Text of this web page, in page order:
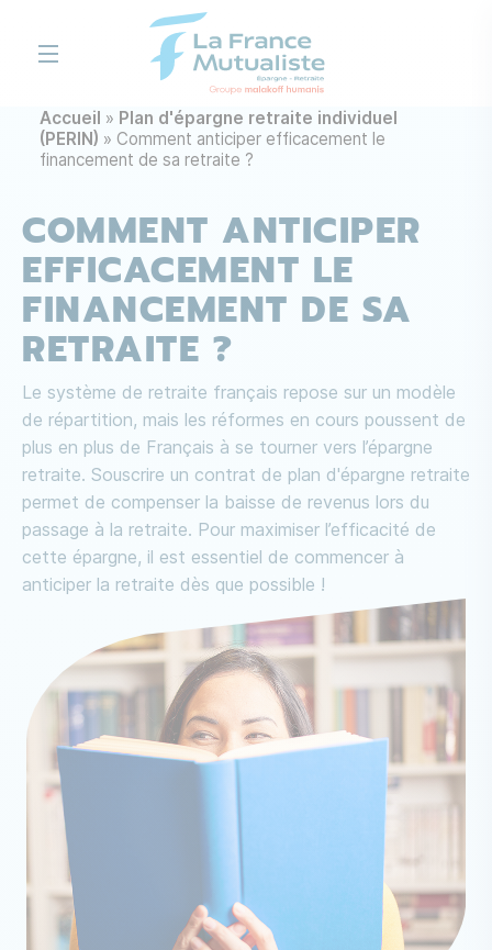
Aller au contenu principal
Accueil
Plan d'épargne retraite individuel
(PERIN)
Comment anticiper efficacement le
financement de sa retraite ?
COMMENT ANTICIPER
EFFICACEMENT LE
FINANCEMENT DE SA
RETRAITE ?
Le système de retraite français repose sur un modèle
de répartition, mais les réformes en cours poussent de
plus en plus de Français à se tourner vers l’épargne
retraite. Souscrire un contrat de plan d'épargne retraite
permet de compenser la baisse de revenus lors du
passage à la retraite. Pour maximiser l’efficacité de
cette épargne, il est essentiel de commencer à
anticiper la retraite dès que possible !